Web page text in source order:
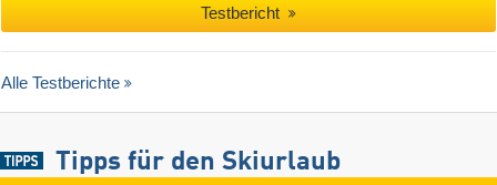
Testbericht
Alle Testberichte
Tipps für den Skiurlaub